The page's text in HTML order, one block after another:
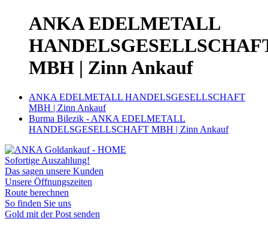
ANKA EDELMETALL
MBH | Zinn Ankauf
ANKA EDELMETALL HANDELSGESELLSCHAFT
MBH | Zinn Ankauf
Burma Bilezik - ANKA EDELMETALL
HANDELSGESELLSCHAFT MBH | Zinn Ankauf
Sofortige Auszahlung!
Das sagen unsere Kunden
Unsere Öffnungszeiten
Route berechnen
So finden Sie uns
Gold mit der Post senden